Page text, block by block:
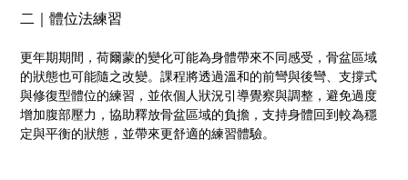
二｜體位法練習
更年期期間，荷爾蒙的變化可能為身體帶來不同感受，骨盆區域
的狀態也可能隨之改變。課程將透過溫和的前彎與後彎、支撐式
與修復型體位的練習，並依個人狀況引導覺察與調整，避免過度
增加腹部壓力，協助釋放骨盆區域的負擔，支持身體回到較為穩
定與平衡的狀態，並帶來更舒適的練習體驗。